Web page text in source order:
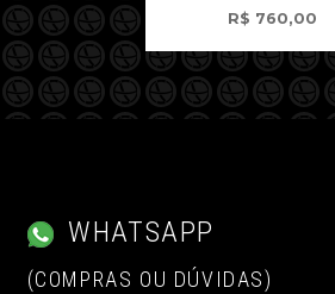
R$ 760,00
WHATSAPP
(COMPRAS OU DÚVIDAS)